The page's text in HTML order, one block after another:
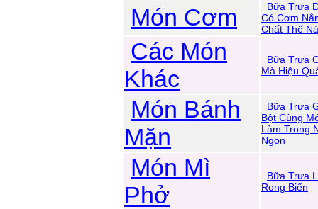
Món Cơm
Bữa Trưa
Có Cơm
Chất Thế
Các Món
Khác
Bữa Trưa
Mà Hiệu
Món Bánh
Mặn
Bữa Trưa
Bột Cùng
Làm Trong
Ngon
Món Mì
Phở
Bữa Trưa
Rong Biển